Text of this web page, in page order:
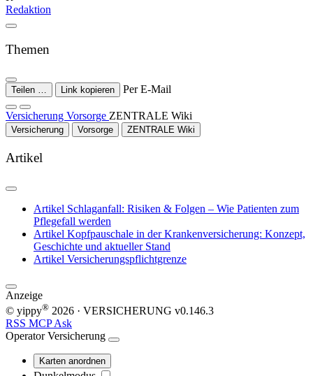
Redaktion
Themen
Teilen … Link kopieren Per E-Mail
Versicherung Vorsorge ZENTRALE Wiki
Versicherung Vorsorge ZENTRALE Wiki
Artikel
Artikel Schlaganfall: Risiken & Folgen – Wie Patienten zum
Pflegefall werden
Artikel Kopfpauschale in der Krankenversicherung: Konzept,
Geschichte und aktueller Stand
Artikel Versicherungspflichtgrenze
Anzeige
© yippy® 2026 · VERSICHERUNG v0.146.3
RSS MCPAsk
Operator Versicherung
Karten anordnen